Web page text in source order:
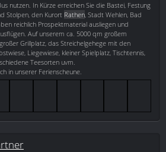
nutzen. In Kürze erreichen Sie die Bastei, Festung
Stolpen, den Kurort Rathen , Stadt Wehlen, Bad
reichlich Prospektmaterial ausliegen und
Auf unserem ca. 5000 qm großem
Grillplatz, das Streichelgehege mit den
Liegewiese, kleiner Spielplatz, Tischtennis,
Teesorten uvm.
in unserer Ferienscheune.